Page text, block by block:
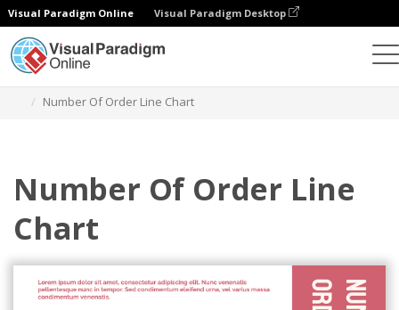
Visual Paradigm Online Visual Paradigm Desktop
Number Of Order Line Chart
Number Of Order Line
Chart